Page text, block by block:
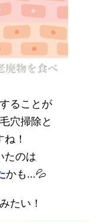
することが
穴掃除と
！
たのは
かも…💦
たい！